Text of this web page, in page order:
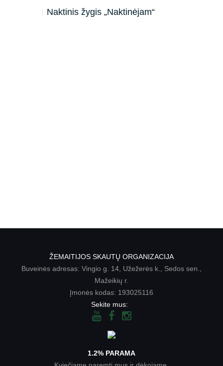
Naktinis žygis „Naktinėjam“
ŽEMAITIJOS SKAUTŲ ORGANIZACIJA
Buveinės adresas: Vingio g. 14, Užežerės k., Sedos sen.,
Mažeikių r.
Įmonės kodas: 193025116
Sekite mus:
1.2% PARAMA